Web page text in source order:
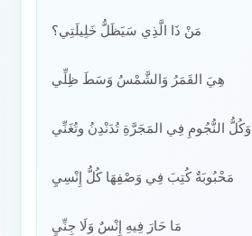
مَنْ ذَا الَّذِي سَيَظَلُّ خَلِيلَتِي؟
هِيَ القَمَرُ وَالشَّمْسُ وَسَطَ ظِلِّي
وَكُلُّ النُّجُومِ فِي المَجَرَّةِ تُدَنْدِنُ وتُغَنِّي
مَحْبُوبَةٌ كُتِبَ فِي وَصْفِهَا كُلُّ إِنْسِيِ
مَا حَارَ فِيهِ إِنْسٌ وَلَا جِنِّيِ